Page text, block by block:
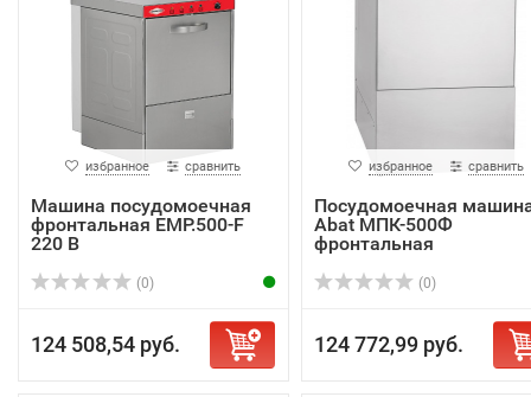
избранное сравнить
Машина посудомоечная
фронтальная EMP.500-F
220 В
(0)
124 508,54 руб.
избранное сравнить
Посудомоечная
Abat МПК-500Ф
фронтальная
(0)
124 772,99 руб.